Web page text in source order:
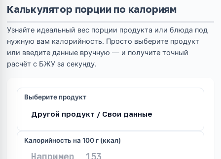
Калькулятор порции по калориям
Узнайте идеальный вес порции продукта или блюда под
нужную вам калорийность. Просто выберите продукт
или введите данные вручную — и получите точный
расчёт с БЖУ за секунду.
Выберите продукт
Калорийность на 100 г (ккал)